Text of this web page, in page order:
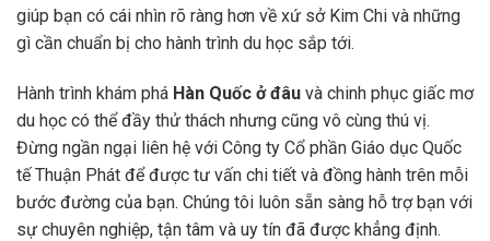
giúp bạn có cái nhìn rõ ràng hơn về xứ sở Kim Chi và những
gì cần chuẩn bị cho hành trình du học sắp tới.
Hành trình khám phá Hàn Quốc ở đâu và chinh phục giấc mơ
du học có thể đầy thử thách nhưng cũng vô cùng thú vị.
Đừng ngần ngại liên hệ với Công ty Cổ phần Giáo dục Quốc
tế Thuận Phát để được tư vấn chi tiết và đồng hành trên mỗi
bước đường của bạn. Chúng tôi luôn sẵn sàng hỗ trợ bạn với
sự chuyên nghiệp, tận tâm và uy tín đã được khẳng định.